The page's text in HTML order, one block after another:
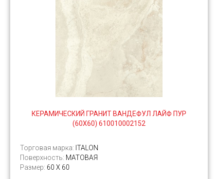
КЕРАМИЧЕСКИЙ ГРАНИТ ВАНДЕФУЛ ЛАЙФ ПУР
(60Х60) 610010002152
Торговая марка: ITALON
Поверхность: МАТОВАЯ
Размер: 60 Х 60